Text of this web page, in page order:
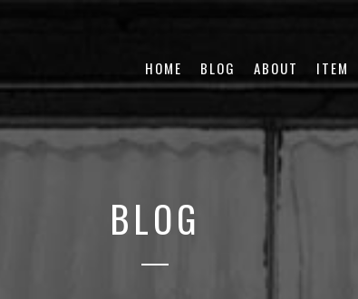
HOME BLOG ABOUT ITEM
BLOG